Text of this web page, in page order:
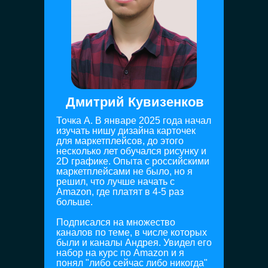
Дмитрий Кувизенков
Точка А. В январе 2025 года начал
изучать нишу дизайна карточек
для маркетплейсов, до этого
несколько лет обучался рисунку и
2D графике. Опыта с российскими
маркетплейсами не было, но я
решил, что лучше начать с
Amazon, где платят в 4-5 раз
больше.
Подписался на множество
каналов по теме, в числе которых
были и каналы Андрея. Увидел его
набор на курс по Amazon и я
понял "либо сейчас либо никогда"